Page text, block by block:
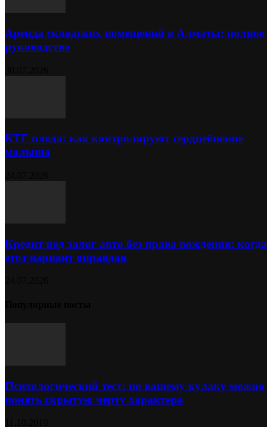
Аренда складских помещений в Алматы: полное
руководство
КТГ плода: как контролируют сердцебиение
малыша
Кредит под залог авто без права вождения: когда
этот вариант оправдан
Психологический тест: по вашему кулаку можно
понять скрытую черту характера